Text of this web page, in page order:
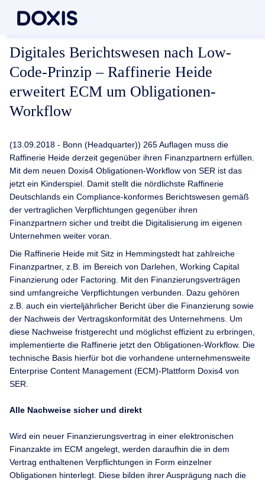
Digitales Berichtswesen nach Low-
Code-Prinzip – Raffinerie Heide
erweitert ECM um Obligationen-
Workflow
(13.09.2018 - Bonn (Headquarter)) 265 Auflagen muss die
Raffinerie Heide derzeit gegenüber ihren Finanzpartnern erfüllen.
Mit dem neuen Doxis4 Obligationen-Workflow von SER ist das
jetzt ein Kinderspiel. Damit stellt die nördlichste Raffinerie
Deutschlands ein Compliance-konformes Berichtswesen gemäß
der vertraglichen Verpflichtungen gegenüber ihren
Finanzpartnern sicher und treibt die Digitalisierung im eigenen
Unternehmen weiter voran.
Die Raffinerie Heide mit Sitz in Hemmingstedt hat zahlreiche
Finanzpartner, z.B. im Bereich von Darlehen, Working Capital
Finanzierung oder Factoring. Mit den Finanzierungsverträgen
sind umfangreiche Verpflichtungen verbunden. Dazu gehören
z.B. auch ein vierteljährlicher Bericht über die Finanzierung sowie
der Nachweis der Vertragskonformität des Unternehmens. Um
diese Nachweise fristgerecht und möglichst effizient zu erbringen,
implementierte die Raffinerie jetzt den Obligationen-Workflow. Die
technische Basis hierfür bot die vorhandene unternehmensweite
Enterprise Content Management (ECM)-Plattform Doxis4 von
SER.
Alle Nachweise sicher und direkt
Wird ein neuer Finanzierungsvertrag in einer elektronischen
Finanzakte im ECM angelegt, werden daraufhin die in dem
Vertrag enthaltenen Verpflichtungen in Form einzelner
Obligationen hinterlegt. Diese bilden ihrer Ausprägung nach die